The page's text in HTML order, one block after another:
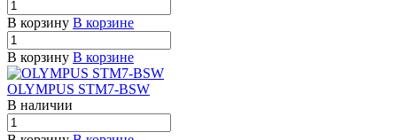
В корзину В корзине
В корзину В корзине
OLYMPUS STM7-BSW
В наличии